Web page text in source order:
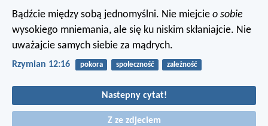
Bądźcie między sobą jednomyślni. Nie miejcie o sobie
wysokiego mniemania, ale się ku niskim skłaniajcie. Nie
uważajcie samych siebie za mądrych.
Rzymian 12:16 pokora społeczność zależność
Nastepny cytat!
Z ze zdjeciem